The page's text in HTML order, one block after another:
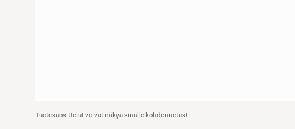
Tuotesuosittelut voivat näkyä sinulle kohdennetusti